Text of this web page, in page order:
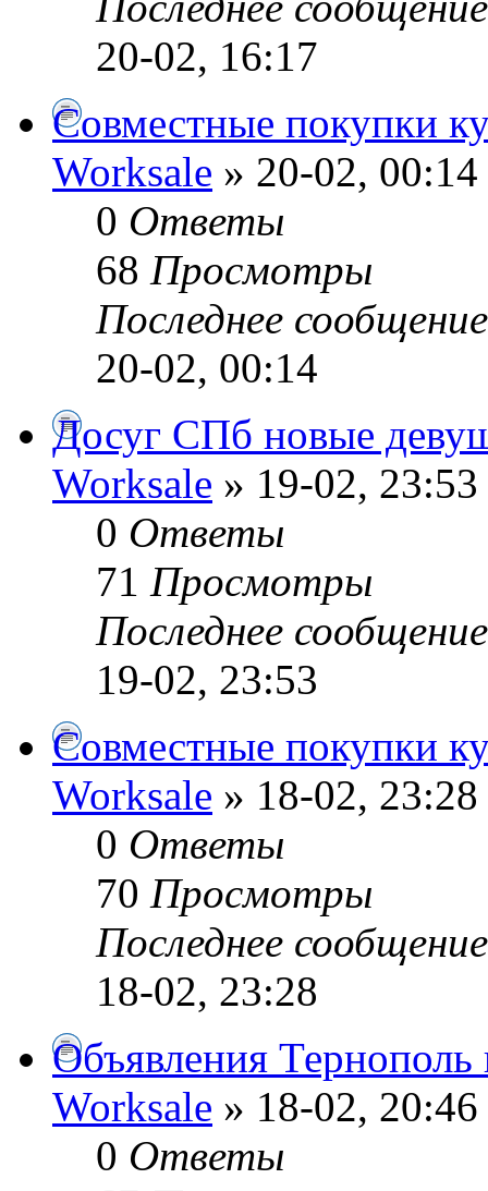
20-02, 16:17
Совместные покупки
Worksale » 20-02, 00:14
0 Ответы
68 Просмотры
Последнее
20-02, 00:14
Досуг СПб новые
Worksale » 19-02, 23:53
0 Ответы
71 Просмотры
Последнее
19-02, 23:53
Совместные покупки
Worksale » 18-02, 23:28
0 Ответы
70 Просмотры
Последнее
18-02, 23:28
Объявления
Worksale » 18-02, 20:46
0 Ответы